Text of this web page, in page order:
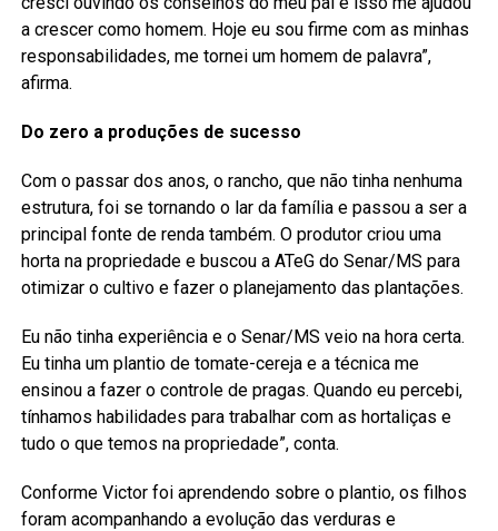
a crescer como homem. Hoje eu sou firme com as minhas
responsabilidades, me tornei um homem de palavra”,
afirma.
Do zero a produções de sucesso
Com o passar dos anos, o rancho, que não tinha nenhuma
estrutura, foi se tornando o lar da família e passou a ser a
principal fonte de renda também. O produtor criou uma
horta na propriedade e buscou a ATeG do Senar/MS para
otimizar o cultivo e fazer o planejamento das plantações.
Eu não tinha experiência e o Senar/MS veio na hora certa.
Eu tinha um plantio de tomate-cereja e a técnica me
ensinou a fazer o controle de pragas. Quando eu percebi,
tínhamos habilidades para trabalhar com as hortaliças e
tudo o que temos na propriedade”, conta.
Conforme Victor foi aprendendo sobre o plantio, os filhos
foram acompanhando a evolução das verduras e